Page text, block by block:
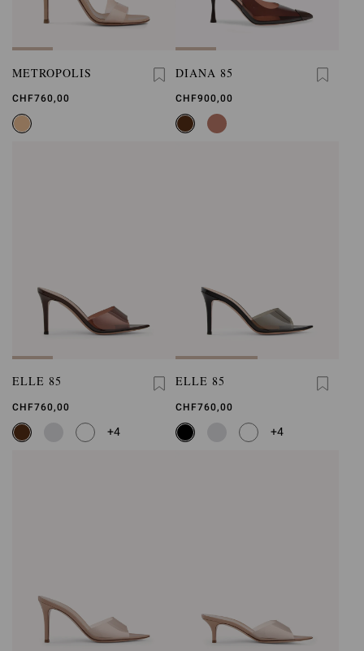
METROPOLIS
CHF760,00
DIANA 85
CHF900,00
ELLE 85
CHF760,00
+4
ELLE 85
CHF760,00
+4